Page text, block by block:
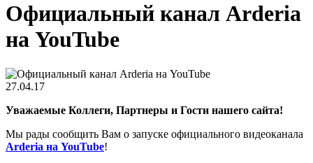
Официальный канал Arderia
на YouTube
27.04.17
Уважаемые Коллеги, Партнеры и Гости нашего сайта!
Мы рады сообщить Вам о запуске официального видеоканала
Arderia на YouTube!